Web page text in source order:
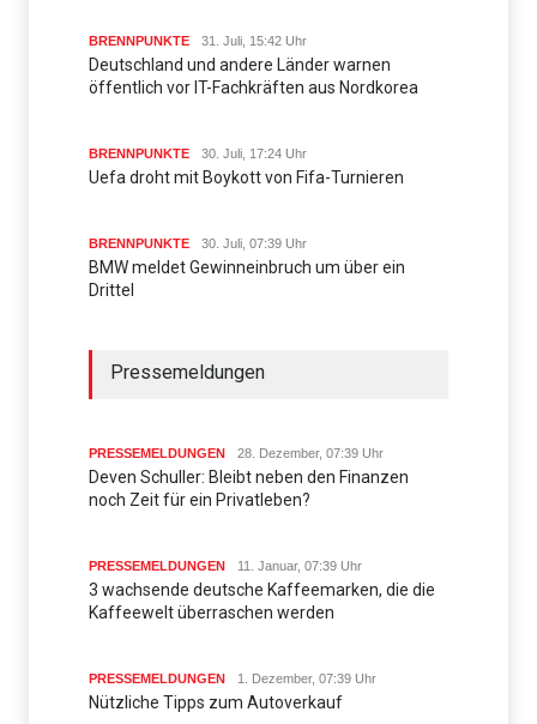
BRENNPUNKTE 31. Juli, 15:42 Uhr
Deutschland und andere Länder warnen
öffentlich vor IT-Fachkräften aus Nordkorea
BRENNPUNKTE 30. Juli, 17:24 Uhr
Uefa droht mit Boykott von Fifa-Turnieren
BRENNPUNKTE 30. Juli, 07:39 Uhr
BMW meldet Gewinneinbruch um über ein
Drittel
Pressemeldungen
PRESSEMELDUNGEN 28. Dezember, 07:39 Uhr
Deven Schuller: Bleibt neben den Finanzen
noch Zeit für ein Privatleben?
PRESSEMELDUNGEN 11. Januar, 07:39 Uhr
3 wachsende deutsche Kaffeemarken, die die
Kaffeewelt überraschen werden
PRESSEMELDUNGEN 1. Dezember, 07:39 Uhr
Nützliche Tipps zum Autoverkauf